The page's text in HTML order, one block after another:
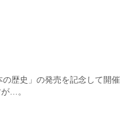
歴史」の発売を記念して開催
…。